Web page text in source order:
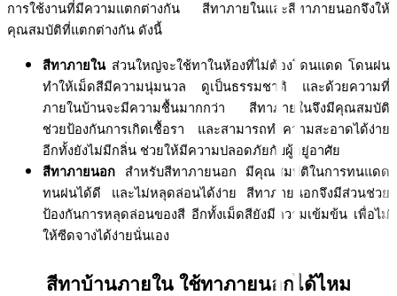
การใช้งานที่มีความแตกต่างกัน สีทาภายในและสีทาภายนอกจึงให้
คุณสมบัติที่แตกต่างกัน ดังนี้
สีทาภายใน ส่วนใหญ่จะใช้ทาในห้องที่ไม่ต้องโดนแดด โดนฝน
ทำให้เม็ดสีมีความนุ่มนวล ดูเป็นธรรมชาติ และด้วยความที่
ภายในบ้านจะมีความชื้นมากกว่า สีทาภายในจึงมีคุณสมบัติ
ช่วยป้องกันการเกิดเชื้อรา และสามารถทำความสะอาดได้ง่าย
อีกทั้งยังไม่มีกลิ่น ช่วยให้มีความปลอดภัยกับผู้อยู่อาศัย
สีทาภายนอก สำหรับสีทาภายนอก มีคุณสมบัติในการทนแดด
ทนฝนได้ดี และไม่หลุดล่อนได้ง่าย สีทาภายนอกจึงมีส่วนช่วย
ป้องกันการหลุดล่อนของสี อีกทั้งเม็ดสียังมีความเข้มข้น เพื่อไม่
ให้ซีดจางได้ง่ายนั่นเอง
สีทาบ้านภายใน ใช้ทาภายนอกได้ไหม